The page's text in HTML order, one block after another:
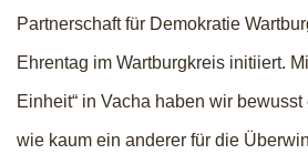
Partnerschaft für Demokratie
Ehrentag im Wartburgkreis initiiert.
Einheit“ in Vacha haben wir
wie kaum ein anderer für die